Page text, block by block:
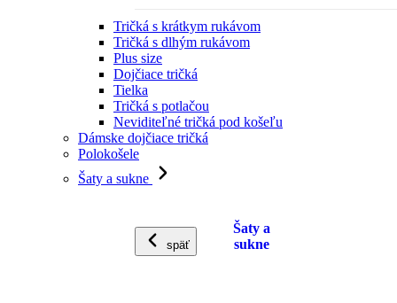
Tričká s krátkym rukávom
Tričká s dlhým rukávom
Plus size
Dojčiace tričká
Tielka
Tričká s potlačou
Neviditeľné tričká pod košeľu
Dámske dojčiace tričká
Polokošele
Šaty a sukne
späť
Šaty a
sukne